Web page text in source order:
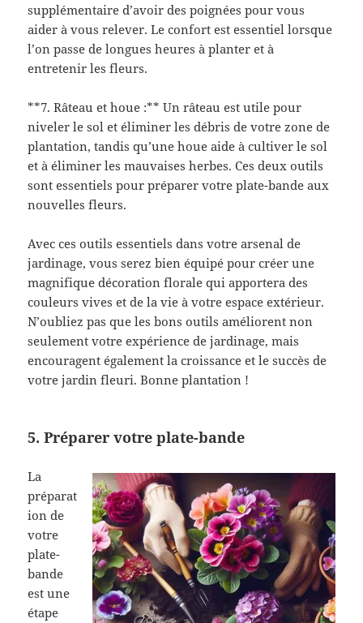
supplémentaire d’avoir des poignées pour vous
aider à vous relever. Le confort est essentiel lorsque
l’on passe de longues heures à planter et à
entretenir les fleurs.
**7. Râteau et houe :** Un râteau est utile pour
niveler le sol et éliminer les débris de votre zone de
plantation, tandis qu’une houe aide à cultiver le sol
et à éliminer les mauvaises herbes. Ces deux outils
sont essentiels pour préparer votre plate-bande aux
nouvelles fleurs.
Avec ces outils essentiels dans votre arsenal de
jardinage, vous serez bien équipé pour créer une
magnifique décoration florale qui apportera des
couleurs vives et de la vie à votre espace extérieur.
N’oubliez pas que les bons outils améliorent non
seulement votre expérience de jardinage, mais
encouragent également la croissance et le succès de
votre jardin fleuri. Bonne plantation !
5. Préparer votre plate-bande
La
préparat
ion de
votre
plate-
bande
est une
étape